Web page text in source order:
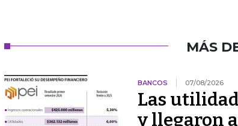
MÁS
BANCOS 07/08/2026
Las
y llegaron